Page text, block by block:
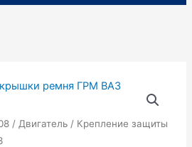
/ Двигатель / Крепление защиты